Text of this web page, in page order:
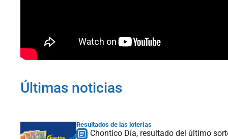
Últimas noticias
Resultados de las loterías
Chontico Día, resultado del último